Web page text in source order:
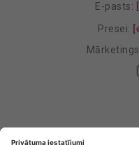
E-pasts:
Presei: